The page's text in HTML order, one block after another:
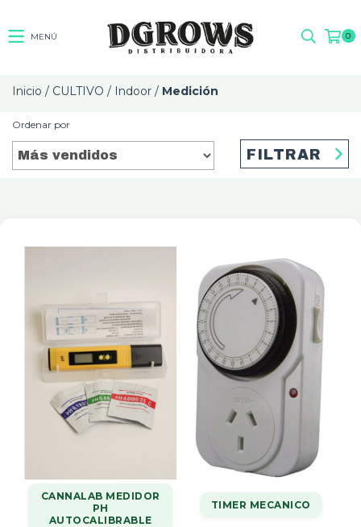
MENÚ 0
Inicio / CULTIVO / Indoor / Medición
Ordenar por
FILTRAR
CANNALAB MEDIDOR
PH
AUTOCALIBRABLE
TIMER MECANICO